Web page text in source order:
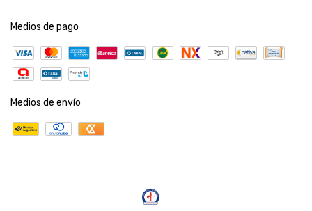
Medios de pago
Medios de envío